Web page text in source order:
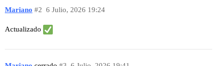
Mariano 6 Julio, 2026 19:24
#2
Actualizado